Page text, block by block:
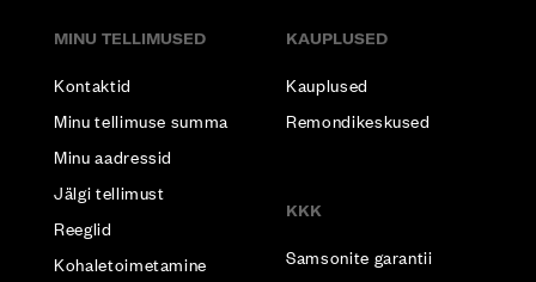
MINU TELLIMUSED
Kontaktid
Minu tellimuse summa
Minu aadressid
Jälgi tellimust
Reeglid
Kohaletoimetamine
KAUPLUSED
Kauplused
Remondikeskused
KKK
Samsonite garantii